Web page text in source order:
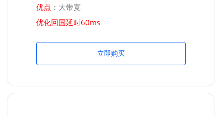
优点 ：大带宽
优化回国延时60ms
立即购买